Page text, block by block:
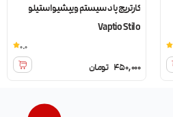
کارتریج پاد سیستم ویپشیو استیلو
Vaptio Stilo
450,000 تومان
0.0